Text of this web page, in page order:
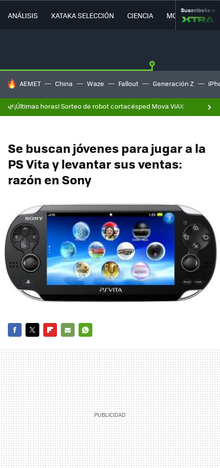
ANÁLISIS XATAKA SELECCIÓN CIENCIA MOVILIDAD
Suscríbete a
HOY SE HABLA DE
AEMET China Waze Fallout Generación Z
🌿¡Últimas horas! Sorteo de robot cortacésped Mova ViAX
Se buscan jóvenes para jugar a la
PS Vita y levantar sus ventas:
razón en Sony
MAIL